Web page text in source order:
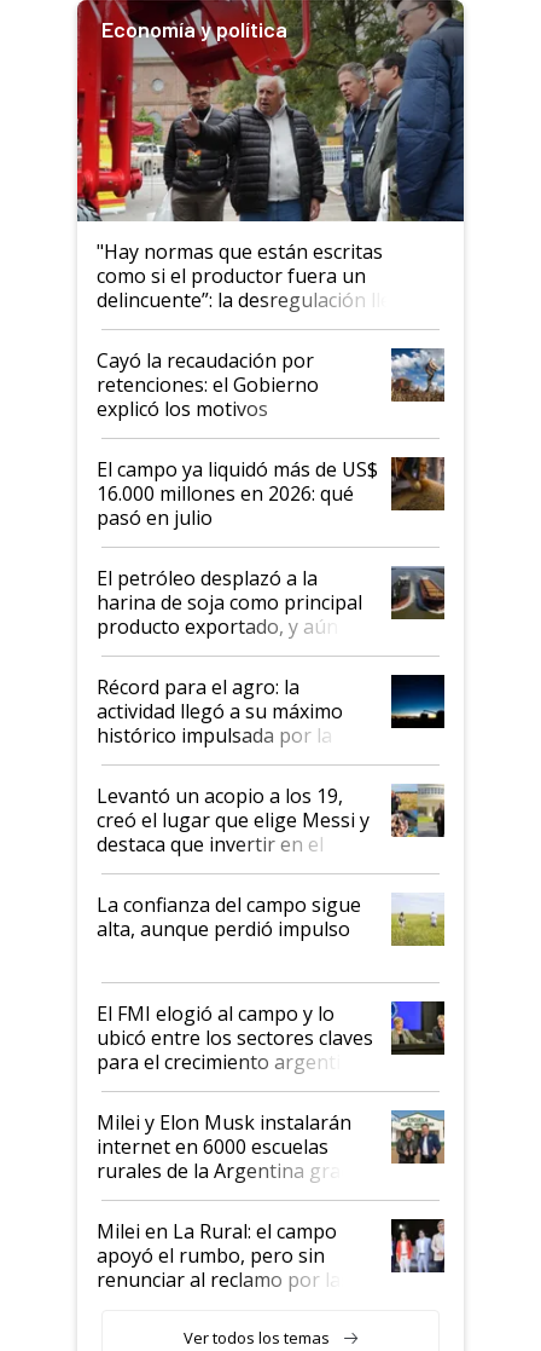
Economía y política
"Hay normas que están escritas
como si el productor fuera un
delincuente”: la desregulación llegó
al Congreso Aapresid y hasta se
habló del financiamiento al IPCVA
Cayó la recaudación por
retenciones: el Gobierno
explicó los motivos
El campo ya liquidó más de US$
16.000 millones en 2026: qué
pasó en julio
El petróleo desplazó a la
harina de soja como principal
producto exportado, y aún así
el agro aportó casi seis de cada
diez dólares y sostuvo el
liderazgo en un semestre
récord
Récord para el agro: la
actividad llegó a su máximo
histórico impulsada por la
cosecha y las exportaciones
Levantó un acopio a los 19,
creó el lugar que elige Messi y
destaca que invertir en el
kirchnerismo era como "darle
plata a un hijo para droga":
Juan Félix Rossetti, el libertario
que de una dura crisis salió
de Milei
La confianza del campo sigue
alta, aunque perdió impulso
El FMI elogió al campo y lo
ubicó entre los sectores claves
para el crecimiento argentino
Milei y Elon Musk instalarán
internet en 6000 escuelas
rurales de la Argentina gracias
a un acuerdo con Starlink
Milei en La Rural: el campo
apoyó el rumbo, pero sin
renunciar al reclamo por las
Ver todos los temas